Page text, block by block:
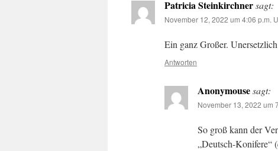
Patricia Steinkirchnersagt:
November 12, 2022 um 4:06 p.m.
Ein ganz Großer.
Antworten
Anonymousesagt:
November 13, 2022 um
So groß kann der
„Deutsch-Konifere“